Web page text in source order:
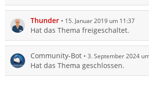
Thunder 15. Januar 2019 um 11:37
Hat das Thema freigeschaltet.
Community-Bot 3. September 2024
Hat das Thema geschlossen.